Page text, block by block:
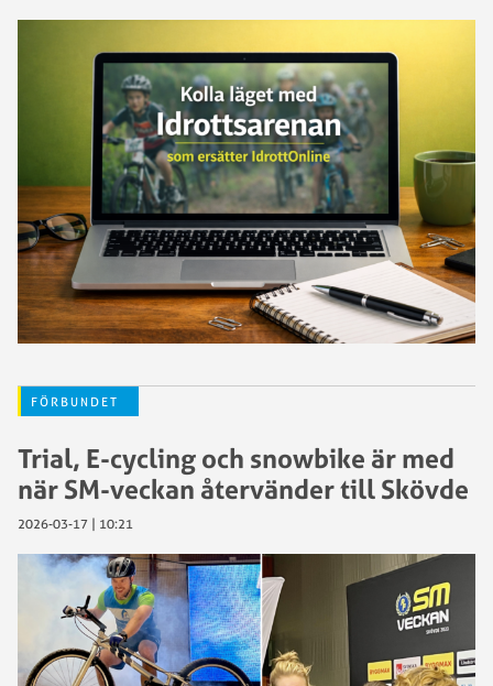
FÖRBUNDET
Trial, E-cycling och snowbike är med
när SM-veckan återvänder till Skövde
2026-03-17 | 10:21